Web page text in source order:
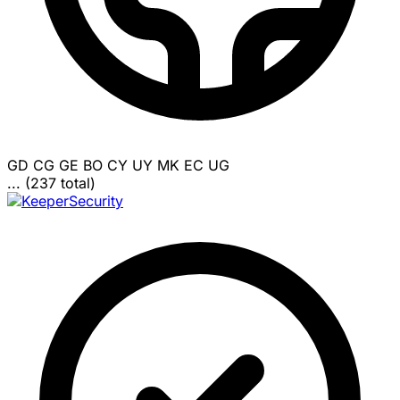
GD CG GE BO CY UY MK EC UG
... (237 total)